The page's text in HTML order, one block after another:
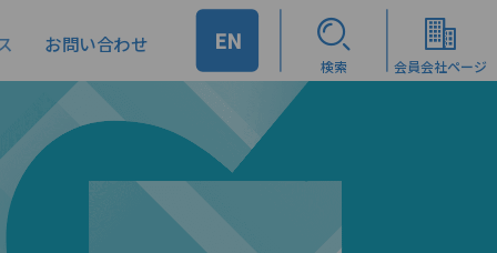
お問い合わせ EN
検索 会員会社ページ